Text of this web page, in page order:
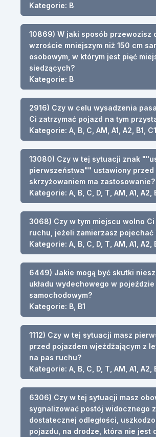
Kategorie: B
10869) W jaki sposób przewozisz
wzroście mniejszym niż 150 cm
osobowym, w którym jest pięć
siedzących?
Kategorie: B
2916) Czy w celu wysadzenia
Ci zatrzymać pojazd na tym
Kategorie: A, B, C, AM, A1, A2, B1, C1
13080) Czy w tej sytuacji znak
pierwszeństwa"" ustawiony przed
skrzyżowaniem ma zastosowanie?
Kategorie: A, B, C, D, T, AM, A1, A2,
3068) Czy w tym miejscu wolno Ci
ruchu, jeżeli zamierzasz pojechać
Kategorie: A, B, C, D, T, AM, A1, A2,
6449) Jakie mogą być skutki
układu wydechowego w pojeździe
samochodowym?
Kategorie: B, B1
1112) Czy w tej sytuacji masz
przed pojazdem wjeżdżającym z
na pas ruchu?
Kategorie: A, B, C, D, T, AM, A1, A2,
6306) Czy w tej sytuacji masz
sygnalizować postój widocznego z
dostatecznej odległości,
pojazdu, na drodze, która nie jest